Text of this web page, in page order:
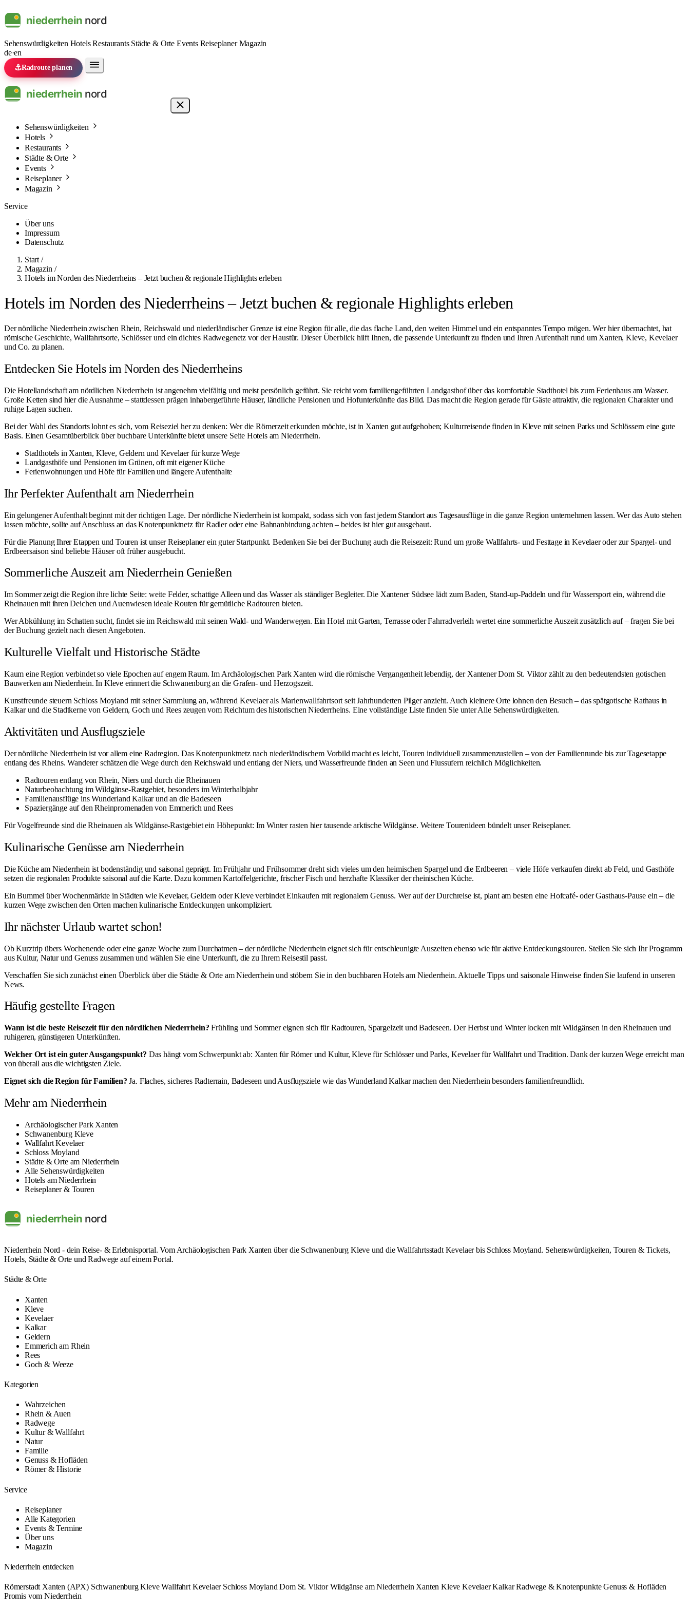
Sehenswürdigkeiten HotelsRestaurants Städte & Orte Events ReiseplanerMagazin
de·en
⚓Radroute planen
Sehenswürdigkeiten
Hotels
Restaurants
Städte & Orte
Events
Reiseplaner
Magazin
Service
Über uns
Impressum
Datenschutz
Start /
Magazin /
Hotels im Norden des Niederrheins – Jetzt buchen & regionale Highlights erleben
Hotels im Norden des Niederrheins – Jetzt buchen & regionale Highlights erleben
Der nördliche Niederrhein zwischen Rhein, Reichswald und niederländischer Grenze ist eine Region für alle, die das flache Land, den weiten Himmel und ein entspanntes Tempo mögen. Wer hier übernachtet, hat
römische Geschichte, Wallfahrtsorte, Schlösser und ein dichtes Radwegenetz vor der Haustür. Dieser Überblick hilft Ihnen, die passende Unterkunft zu finden und Ihren Aufenthalt rund um Xanten, Kleve, Kevelaer
und Co. zu planen.
Entdecken Sie Hotels im Norden des Niederrheins
Die Hotellandschaft am nördlichen Niederrhein ist angenehm vielfältig und meist persönlich geführt. Sie reicht vom familiengeführten Landgasthof über das komfortable Stadthotel bis zum Ferienhaus am Wasser.
Große Ketten sind hier die Ausnahme – stattdessen prägen inhabergeführte Häuser, ländliche Pensionen und Hofunterkünfte das Bild. Das macht die Region gerade für Gäste attraktiv, die regionalen Charakter und
ruhige Lagen suchen.
Bei der Wahl des Standorts lohnt es sich, vom Reiseziel her zu denken: Wer die Römerzeit erkunden möchte, ist in Xanten gut aufgehoben; Kulturreisende finden in Klevemit seinen Parks und Schlössern eine gute
Basis. Einen Gesamtüberblick über buchbare Unterkünfte bietet unsere Seite Hotels am Niederrhein.
Stadthotels in Xanten, Kleve, Geldern und Kevelaer für kurze Wege
Landgasthöfe und Pensionen im Grünen, oft mit eigener Küche
Ferienwohnungen und Höfe für Familien und längere Aufenthalte
Ihr Perfekter Aufenthalt am Niederrhein
Ein gelungener Aufenthalt beginnt mit der richtigen Lage. Der nördliche Niederrhein ist kompakt, sodass sich von fast jedem Standort aus Tagesausflüge in die ganze Region unternehmen lassen. Wer das Auto stehen
lassen möchte, sollte auf Anschluss an das Knotenpunktnetz für Radler oder eine Bahnanbindung achten – beides ist hier gut ausgebaut.
Für die Planung Ihrer Etappen und Touren ist unserReiseplanerein guter Startpunkt. Bedenken Sie bei der Buchung auch die Reisezeit: Rund um große Wallfahrts- und Festtage in Kevelaer oder zur Spargel- und
Erdbeersaison sind beliebte Häuser oft früher ausgebucht.
Sommerliche Auszeit am Niederrhein Genießen
Im Sommer zeigt die Region ihre lichte Seite: weite Felder, schattige Alleen und das Wasser als ständiger Begleiter. Die Xantener Südsee lädt zum Baden, Stand-up-Paddeln und für Wassersport ein, während die
Rheinauen mit ihren Deichen und Auenwiesen ideale Routen für gemütliche Radtouren bieten.
Wer Abkühlung im Schatten sucht, findet sie im Reichswald mit seinen Wald- und Wanderwegen. Ein Hotel mit Garten, Terrasse oder Fahrradverleih wertet eine sommerliche Auszeit zusätzlich auf – fragen Sie bei
der Buchung gezielt nach diesen Angeboten.
Kulturelle Vielfalt und Historische Städte
Kaum eine Region verbindet so viele Epochen auf engem Raum. Im Archäologischen Park Xanten wird die römische Vergangenheit lebendig, der Xantener Dom St. Viktorzählt zu den bedeutendsten gotischen
Bauwerken am Niederrhein. In Kleve erinnert die Schwanenburgan die Grafen- und Herzogszeit.
Kunstfreunde steuern Schloss Moyland mit seiner Sammlung an, während Kevelaer als Marienwallfahrtsort seit Jahrhunderten Pilger anzieht. Auch kleinere Orte lohnen den Besuch – das spätgotische Rathaus in
Kalkar und die Stadtkerne von Geldern, Goch und Rees zeugen vom Reichtum des historischen Niederrheins. Eine vollständige Liste finden Sie unterAlle Sehenswürdigkeiten.
Aktivitäten und Ausflugsziele
Der nördliche Niederrhein ist vor allem eine Radregion. Das Knotenpunktnetz nach niederländischem Vorbild macht es leicht, Touren individuell zusammenzustellen – von der Familienrunde bis zur Tagesetappe
entlang des Rheins. Wanderer schätzen die Wege durch den Reichswald und entlang der Niers, und Wasserfreunde finden an Seen und Flussufern reichlich Möglichkeiten.
Radtouren entlang von Rhein, Niers und durch die Rheinauen
Naturbeobachtung im Wildgänse-Rastgebiet, besonders im Winterhalbjahr
Familienausflüge ins Wunderland Kalkar und an die Badeseen
Spaziergänge auf den Rheinpromenaden von Emmerich und Rees
Für Vogelfreunde sind dieRheinauen als Wildgänse-Rastgebietein Höhepunkt: Im Winter rasten hier tausende arktische Wildgänse. Weitere Tourenideen bündelt unserReiseplaner.
Kulinarische Genüsse am Niederrhein
Die Küche am Niederrhein ist bodenständig und saisonal geprägt. Im Frühjahr und Frühsommer dreht sich vieles um den heimischen Spargel und die Erdbeeren – viele Höfe verkaufen direkt ab Feld, und Gasthöfe
setzen die regionalen Produkte saisonal auf die Karte. Dazu kommen Kartoffelgerichte, frischer Fisch und herzhafte Klassiker der rheinischen Küche.
Ein Bummel über Wochenmärkte in Städten wie Kevelaer, Geldern oder Kleve verbindet Einkaufen mit regionalem Genuss. Wer auf der Durchreise ist, plant am besten eine Hofcafé- oder Gasthaus-Pause ein – die
kurzen Wege zwischen den Orten machen kulinarische Entdeckungen unkompliziert.
Ihr nächster Urlaub wartet schon!
Ob Kurztrip übers Wochenende oder eine ganze Woche zum Durchatmen – der nördliche Niederrhein eignet sich für entschleunigte Auszeiten ebenso wie für aktive Entdeckungstouren. Stellen Sie sich Ihr Programm
aus Kultur, Natur und Genuss zusammen und wählen Sie eine Unterkunft, die zu Ihrem Reisestil passt.
Verschaffen Sie sich zunächst einen Überblick über die Städte & Orte am Niederrhein und stöbern Sie in den buchbarenHotels am Niederrhein. Aktuelle Tipps und saisonale Hinweise finden Sie laufend in unseren
News.
Häufig gestellte Fragen
Wann ist die beste Reisezeit für den nördlichen Niederrhein? Frühling und Sommer eignen sich für Radtouren, Spargelzeit und Badeseen. Der Herbst und Winter locken mit Wildgänsen in den Rheinauen und
ruhigeren, günstigeren Unterkünften.
Welcher Ort ist ein guter Ausgangspunkt? Das hängt vom Schwerpunkt ab: Xanten für Römer und Kultur, Kleve für Schlösser und Parks, Kevelaer für Wallfahrt und Tradition. Dank der kurzen Wege erreicht man
von überall aus die wichtigsten Ziele.
Eignet sich die Region für Familien? Ja. Flaches, sicheres Radterrain, Badeseen und Ausflugsziele wie dasWunderland Kalkarmachen den Niederrhein besonders familienfreundlich.
Mehr am Niederrhein
Archäologischer Park Xanten
Schwanenburg Kleve
Wallfahrt Kevelaer
Schloss Moyland
Städte & Orte am Niederrhein
Alle Sehenswürdigkeiten
Hotels am Niederrhein
Reiseplaner & Touren
Niederrhein Nord - dein Reise- & Erlebnisportal. Vom Archäologischen Park Xanten über die Schwanenburg Kleve und die Wallfahrtsstadt Kevelaer bis Schloss Moyland. Sehenswürdigkeiten, Touren & Tickets,
Hotels, Städte & Orte und Radwege auf einem Portal.
Städte & Orte
Xanten
Kleve
Kevelaer
Kalkar
Geldern
Emmerich am Rhein
Rees
Goch & Weeze
Kategorien
Wahrzeichen
Rhein & Auen
Radwege
Kultur & Wallfahrt
Natur
Familie
Genuss & Hofläden
Römer & Historie
Service
Reiseplaner
Alle Kategorien
Events & Termine
Über uns
Magazin
Niederrhein entdecken
Römerstadt Xanten (APX) Schwanenburg Kleve Wallfahrt Kevelaer Schloss Moyland Dom St. Viktor Wildgänse am Niederrhein Xanten Kleve Kevelaer Kalkar Radwege & Knotenpunkte Genuss & Hofläden
Promis vom Niederrhein